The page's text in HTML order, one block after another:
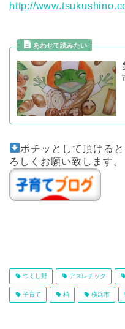
http://
ポチッとして頂ける
ろしくお願い致します。
つくし野 アスレチック
子育て 桶 横浜市